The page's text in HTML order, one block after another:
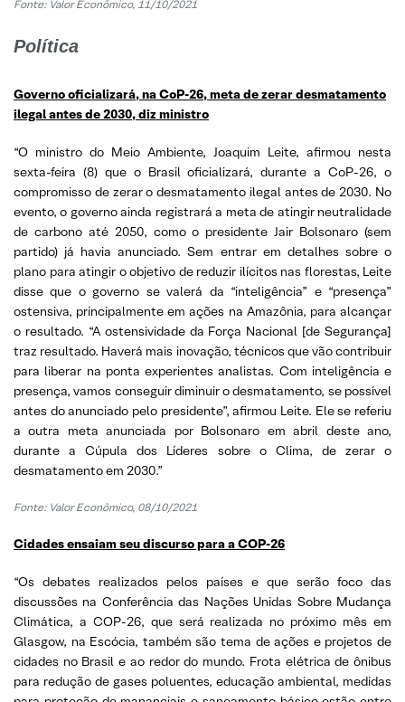
Fonte: Valor Econômico, 11/10/2021
Política
Governo oficializará, na CoP-26, meta de zerar desmatamento
ilegal antes de 2030, diz ministro
“O ministro do Meio Ambiente, Joaquim Leite, afirmou nesta
sexta-feira (8) que o Brasil oficializará, durante a CoP-26, o
compromisso de zerar o desmatamento ilegal antes de 2030. No
evento, o governo ainda registrará a meta de atingir neutralidade
de carbono até 2050, como o presidente Jair Bolsonaro (sem
partido) já havia anunciado. Sem entrar em detalhes sobre o
plano para atingir o objetivo de reduzir ilícitos nas florestas, Leite
disse que o governo se valerá da “inteligência” e “presença”
ostensiva, principalmente em ações na Amazônia, para alcançar
o resultado. “A ostensividade da Força Nacional [de Segurança]
traz resultado. Haverá mais inovação, técnicos que vão contribuir
para liberar na ponta experientes analistas. Com inteligência e
presença, vamos conseguir diminuir o desmatamento, se possível
antes do anunciado pelo presidente”, afirmou Leite. Ele se referiu
a outra meta anunciada por Bolsonaro em abril deste ano,
durante a Cúpula dos Líderes sobre o Clima, de zerar o
desmatamento em 2030.”
Fonte: Valor Econômico, 08/10/2021
Cidades ensaiam seu discurso para a COP-26
“Os debates realizados pelos países e que serão foco das
discussões na Conferência das Nações Unidas Sobre Mudança
Climática, a COP-26, que será realizada no próximo mês em
Glasgow, na Escócia, também são tema de ações e projetos de
cidades no Brasil e ao redor do mundo. Frota elétrica de ônibus
para redução de gases poluentes, educação ambiental, medidas